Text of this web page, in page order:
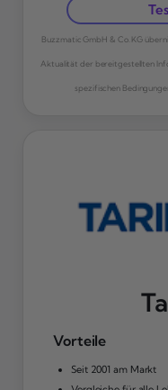
Buzzmatic GmbH & Co. KG
Aktualität der bereitgestellten
spezifischen
Vorteile
Seit 2001 am Markt